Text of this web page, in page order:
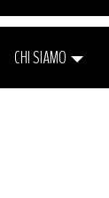
CHI SIAMO